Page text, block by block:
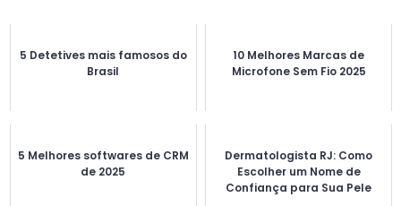
5 Detetives mais famosos do
Brasil
10 Melhores Marcas de
Microfone Sem Fio 2025
5 Melhores softwares de CRM
de 2025
Dermatologista RJ: Como
Escolher um Nome de
Confiança para Sua Pele